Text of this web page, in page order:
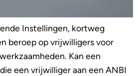
Instellingen, kortweg
beroep op vrijwilligers voor
Kan een
een vrijwilliger aan een ANBI